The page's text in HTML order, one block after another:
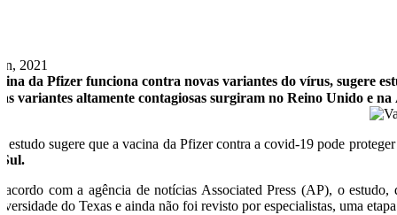
2021
da Pfizer funciona contra novas variantes do vírus, sugere
variantes altamente contagiosas surgiram no Reino Unido e
estudo sugere que a vacina da Pfizer contra a covid-19 pode
acordo com a agência de notícias Associated Press (AP), o
do Texas e ainda não foi revisto por especialistas, uma